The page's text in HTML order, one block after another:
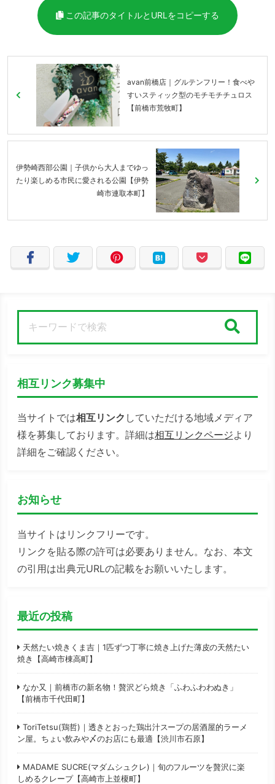
この記事のタイトルとURLをコピーする
avan前橋店｜グルテンフリー！食べや
すいスティック型のモチモチチュロス
【前橋市荒牧町】
伊勢崎西部公園｜子供から大人までゆっ
たり楽しめる市民に愛される公園【伊勢
崎市連取本町】
相互リンク募集中
当サイトでは相互リンク していただける地域メディア
様を募集しております。詳細は相互リンクページより
詳細をご確認ください。
お知らせ
当サイトはリンクフリーです。
リンクを貼る際の許可は必要ありません。なお、本文
の引用は出典元URLの記載をお願いいたします。
最近の投稿
天然たい焼きくま吉｜1匹ずつ丁寧に焼き上げた薄皮の天然たい
焼き【高崎市棟高町】
なか又｜前橋市の新名物！贅沢どら焼き「ふわふわわぬき」
【前橋市千代田町】
ToriTetsu(鶏哲)｜透きとおった鶏出汁スープの居酒屋的ラーメ
ン屋。ちょい飲みや〆のお店にも最適【渋川市石原】
MADAME SUCRE(マダムシュクレ)｜旬のフルーツを贅沢に楽
しめるクレープ【高崎市上並榎町】